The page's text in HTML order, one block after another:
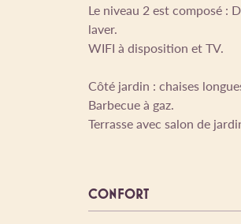
Le niveau 2 est composé :
laver.
WIFI à disposition et TV.
Côté jardin : chaises
Barbecue à gaz.
Terrasse avec salon de
CONFORT